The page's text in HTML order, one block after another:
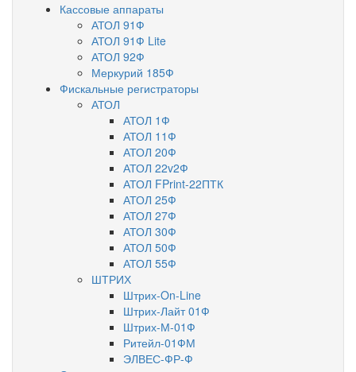
Кассовые аппараты
АТОЛ 91Ф
АТОЛ 91Ф Lite
АТОЛ 92Ф
Меркурий 185Ф
Фискальные регистраторы
АТОЛ
АТОЛ 1Ф
АТОЛ 11Ф
АТОЛ 20Ф
АТОЛ 22v2Ф
АТОЛ FPrint-22ПТК
АТОЛ 25Ф
АТОЛ 27Ф
АТОЛ 30Ф
АТОЛ 50Ф
АТОЛ 55Ф
ШТРИХ
Штрих-On-Line
Штрих-Лайт 01Ф
Штрих-М-01Ф
Ритейл-01ФМ
ЭЛВЕС-ФР-Ф